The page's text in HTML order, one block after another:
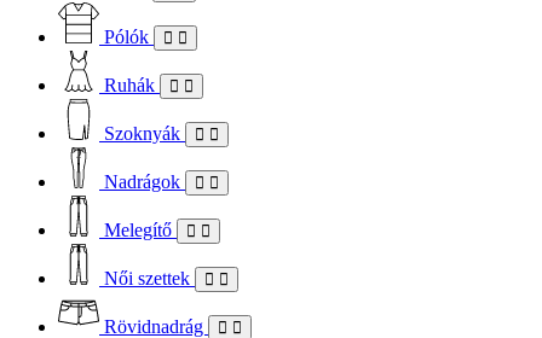
Pólók
Ruhák
Szoknyák
Nadrágok
Melegítő
Női szettek
Rövidnadrág